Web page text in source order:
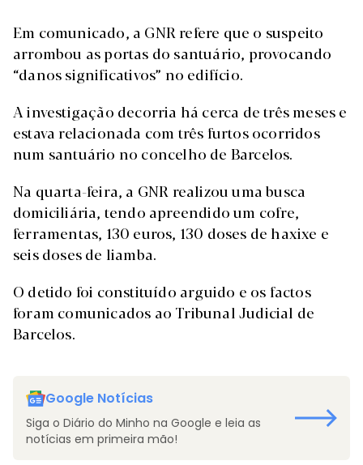
Em comunicado, a GNR refere que o suspeito
arrombou as portas do santuário, provocando
“danos significativos” no edifício.
A investigação decorria há cerca de três meses e
estava relacionada com três furtos ocorridos
num santuário no concelho de Barcelos.
Na quarta-feira, a GNR realizou uma busca
domiciliária, tendo apreendido um cofre,
ferramentas, 130 euros, 130 doses de haxixe e
seis doses de liamba.
O detido foi constituído arguido e os factos
foram comunicados ao Tribunal Judicial de
Barcelos.
Google Notícias
Siga o Diário do Minho na Google e leia as
notícias em primeira mão!